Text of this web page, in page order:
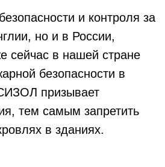
и контроля за
но и в России,
сейчас в нашей стране
безопасности в
призывает
тем самым запретить
в зданиях.